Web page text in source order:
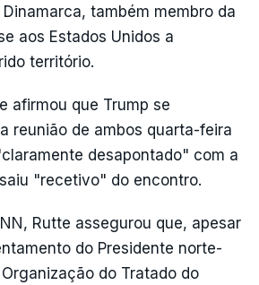
também membro da
aos Estados Unidos a
território.
afirmou que Trump se
reunião de ambos quarta-feira
desapontado" com a
"recetivo" do encontro.
Rutte assegurou que, apesar
do Presidente norte-
do Tratado do